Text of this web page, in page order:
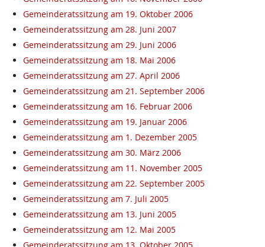
Gemeinderatssitzung am 19. Oktober 2006
Gemeinderatssitzung am 28. Juni 2007
Gemeinderatssitzung am 29. Juni 2006
Gemeinderatssitzung am 18. Mai 2006
Gemeinderatssitzung am 27. April 2006
Gemeinderatssitzung am 21. September 2006
Gemeinderatssitzung am 16. Februar 2006
Gemeinderatssitzung am 19. Januar 2006
Gemeinderatssitzung am 1. Dezember 2005
Gemeinderatssitzung am 30. März 2006
Gemeinderatssitzung am 11. November 2005
Gemeinderatssitzung am 22. September 2005
Gemeinderatssitzung am 7. Juli 2005
Gemeinderatssitzung am 13. Juni 2005
Gemeinderatssitzung am 12. Mai 2005
Gemeinderatssitzung am 13. Oktober 2005